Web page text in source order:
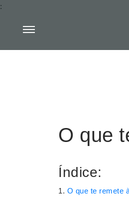
:
O que
Índice:
O que te remete